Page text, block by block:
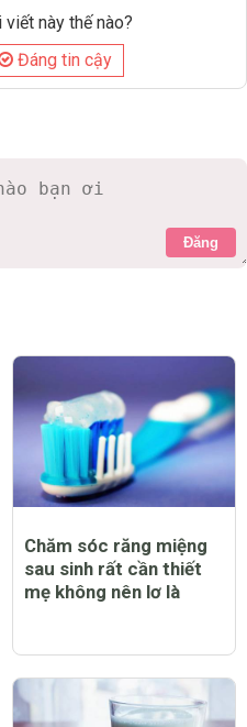
này thế nào?
Đáng tin cậy
Đăng
Chăm sóc răng miệng
sau sinh rất cần thiết
mẹ không nên lơ là